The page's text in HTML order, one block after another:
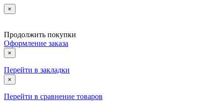
×
Продолжить покупки
Оформление заказа
×
Перейти в закладки
×
Перейти в сравнение товаров